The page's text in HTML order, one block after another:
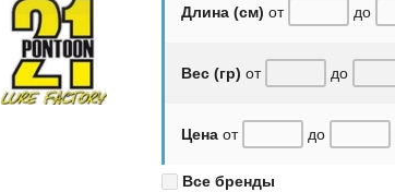
Длина (см) от до
Вес (гр) от до
Ценаот до
Все бренды